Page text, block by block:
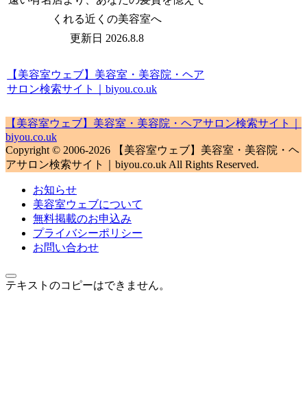
くれる近くの美容室へ
更新日 2026.8.8
【美容室ウェブ】美容室・美容院・ヘア
サロン検索サイト｜biyou.co.uk
【美容室ウェブ】美容室・美容院・ヘアサロン検索サイト｜
biyou.co.uk
Copyright © 2006-2026 【美容室ウェブ】美容室・美容院・ヘ
アサロン検索サイト｜biyou.co.uk All Rights Reserved.
お知らせ
美容室ウェブについて
無料掲載のお申込み
プライバシーポリシー
お問い合わせ
テキストのコピーはできません。